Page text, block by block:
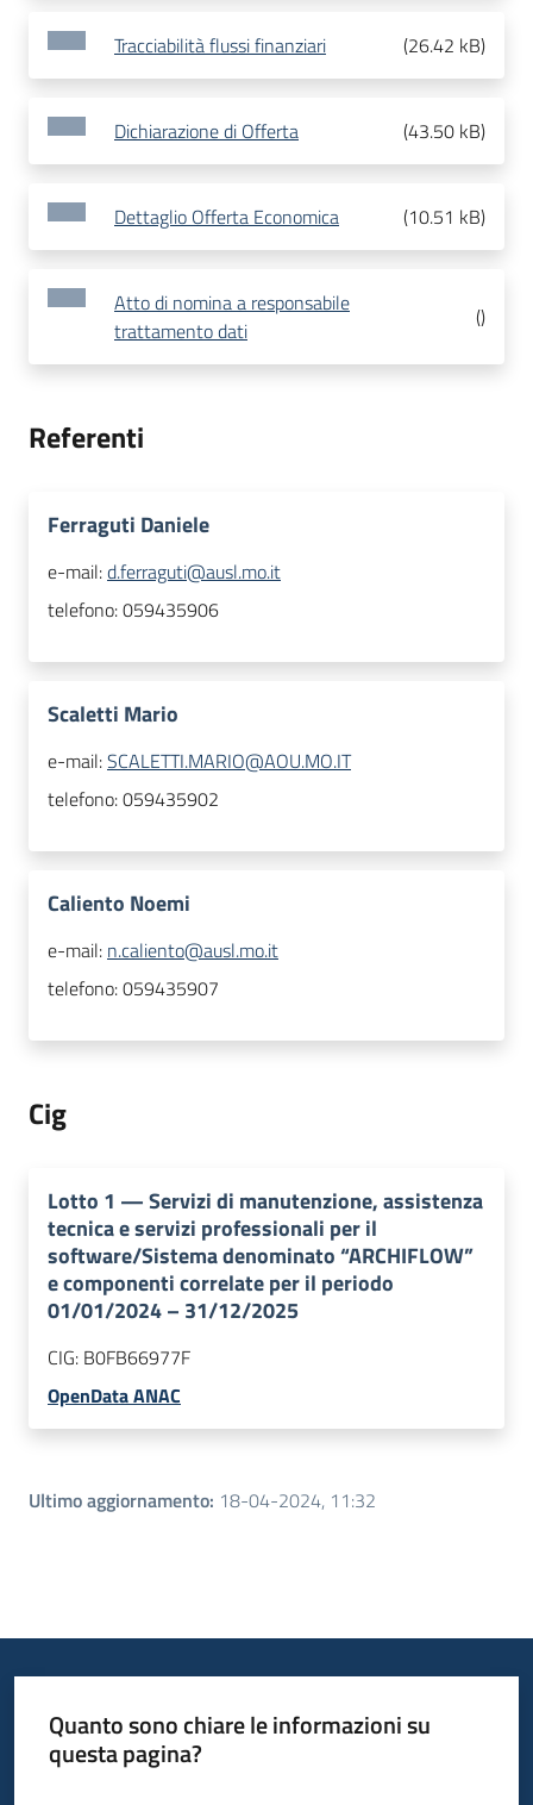
Tracciabilità flussi finanziari (26.42 kB)
Dichiarazione di Offerta (43.50 kB)
Dettaglio Offerta Economica (10.51 kB)
Atto di nomina a responsabile
trattamento dati
()
Referenti
Ferraguti Daniele
e-mail:d.ferraguti@ausl.mo.it
telefono:059435906
Scaletti Mario
e-mail:SCALETTI.MARIO@AOU.MO.IT
telefono:059435902
Caliento Noemi
e-mail: n.caliento@ausl.mo.it
telefono:059435907
Cig
Lotto 1 —Servizi di manutenzione, assistenza
tecnica e servizi professionali per il
software/Sistema denominato “ARCHIFLOW”
e componenti correlate per il periodo
01/01/2024 – 31/12/2025
CIG: B0FB66977F
OpenData ANAC
Ultimo aggiornamento: 18-04-2024, 11:32
Quanto sono chiare le informazioni su
questa pagina?